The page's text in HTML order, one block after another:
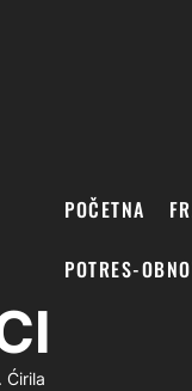
Ćirila
POČETNA
POTRES-